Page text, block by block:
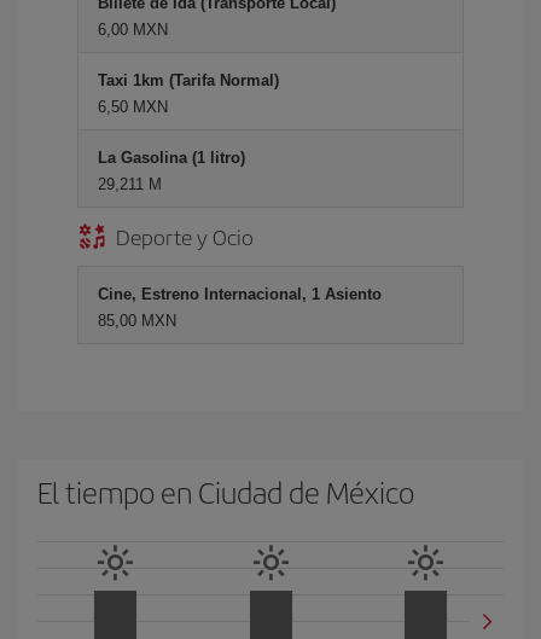
6,00 MXN
Taxi 1km (Tarifa Normal)
6,50 MXN
La Gasolina (1 litro)
29,211 M
Deporte y Ocio
Cine, Estreno Internacional, 1 Asiento
85,00 MXN
El tiempo en Ciudad de México